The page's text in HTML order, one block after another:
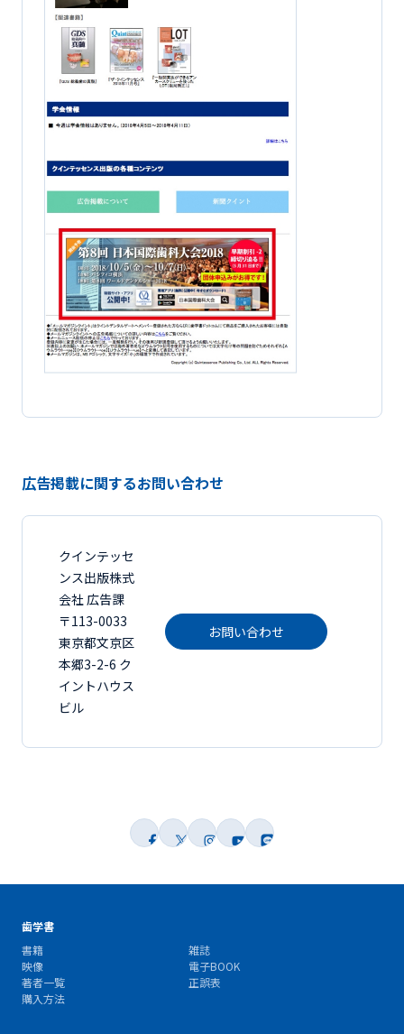
広告掲載に関するお問い合わせ
クインテッセ
ンス出版株式
会社 広告課
〒113-0033
東京都文京区
本郷3-2-6 ク
イントハウス
ビル
お問い合わせ
歯学書
書籍
雑誌
映像
電子BOOK
著者一覧
正誤表
購入方法